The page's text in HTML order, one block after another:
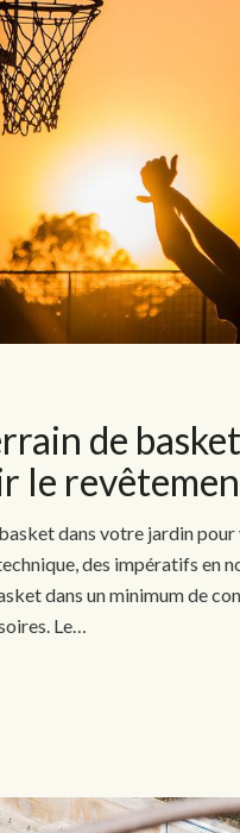
de
le
dans votre jardin
des impératifs en
dans un minimum de
Le…